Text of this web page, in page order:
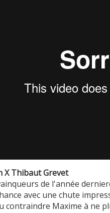
X Thibaut Grevet
de l'année
avec une chute
contraindre Maxime à ne